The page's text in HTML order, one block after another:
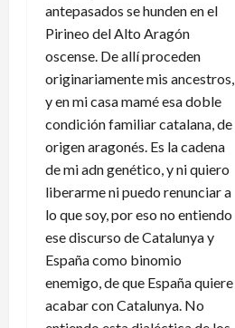
antepasados se hunden en el
Pirineo del Alto Aragón
oscense. De allí proceden
originariamente mis ancestros,
y en mi casa mamé esa doble
condición familiar catalana, de
origen aragonés. Es la cadena
de mi adn genético, y ni quiero
liberarme ni puedo renunciar a
lo que soy, por eso no entiendo
ese discurso de Catalunya y
España como binomio
enemigo, de que España quiere
acabar con Catalunya. No